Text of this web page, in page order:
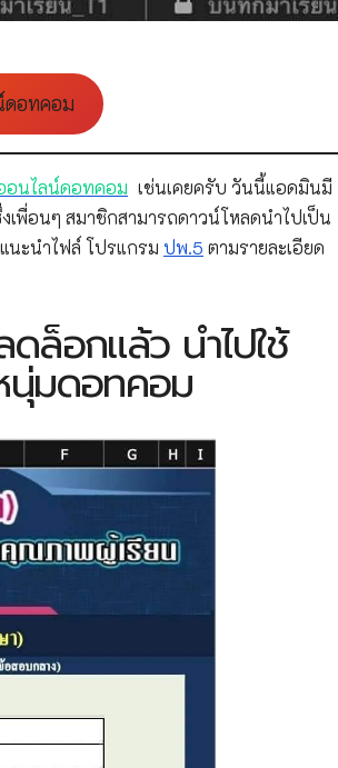
อทคอม
อนไลน์ดอทคอม เช่นเคยครับ วันนี้แอดมินมี
เพื่อนๆ สมาชิกสามารถดาวน์โหลดนำไปเป็น
ะนำไฟล์ โปรแกรม ปพ.5 ตามรายละเอียด
ล็อกแล้ว นำไปใช้
นุ่มดอทคอม